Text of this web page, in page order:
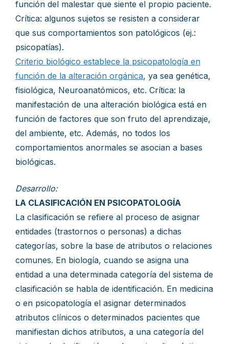
función del malestar que siente el propio paciente.
Crítica: algunos sujetos se resisten a considerar
que sus comportamientos son patológicos (ej.:
psicopatías).
Criterio biológico establece la psicopatología en
función de la alteración orgánica, ya sea genética,
fisiológica, Neuroanatómicos, etc. Crítica: la
manifestación de una alteración biológica está en
función de factores que son fruto del aprendizaje,
del ambiente, etc. Además, no todos los
comportamientos anormales se asocian a bases
biológicas.
Desarrollo:
LA CLASIFICACIÓN EN PSICOPATOLOGÍA
La clasificación se refiere al proceso de asignar
entidades (trastornos o personas) a dichas
categorías, sobre la base de atributos o relaciones
comunes. En biología, cuando se asigna una
entidad a una determinada categoría del sistema de
clasificación se habla de identificación. En medicina
o en psicopatología el asignar determinados
atributos clínicos o determinados pacientes que
manifiestan dichos atributos, a una categoría del